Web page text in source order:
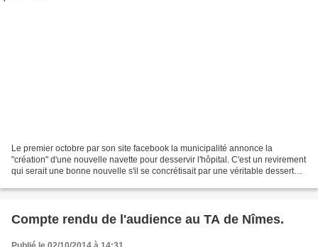
Le premier octobre par son site facebook la municipalité annonce la
"création" d'une nouvelle navette pour desservir l'hôpital. C'est un revirement
qui serait une bonne nouvelle s'il se concrétisait par une véritable desserte (
Compte rendu de l'audience au TA de Nîmes.